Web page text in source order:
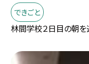
できごと
林間学校２日目の朝を